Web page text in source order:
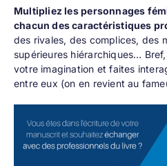
Multipliez les personnages
chacun des caractéristiques
des rivales, des complices, des
supérieures hiérarchiques…
votre imagination et faites
entre eux (on en revient au